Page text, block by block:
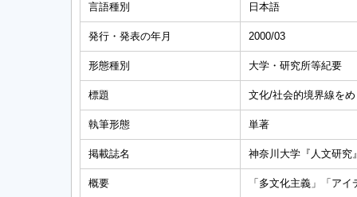
言語種別 日本語
発行・発表の年月 2000/03
形態種別 大学・研究所等紀要
標題 文化/社会的境界線を
執筆形態 単著
掲載誌名 神奈川大学『人文研究
概要 「多文化主義」「ア